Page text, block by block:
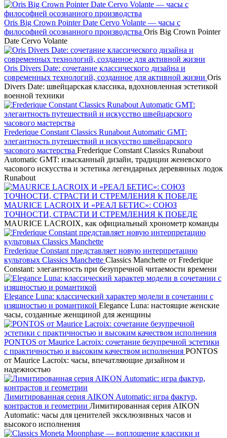
Oris Big Crown Pointer Date Cervo Volante — часы с
философией осознанного производства Oris Big Crown Pointer
Date Cervo Volante
Oris Divers Date: сочетание классического дизайна и
современных технологий, созданное для активной жизни Oris
Divers Date: швейцарская классика, вдохновленная эстетикой
военной техники
Frederique Constant Classics Runabout Automatic GMT:
элегантность путешествий и искусство швейцарского
часового мастерства Frederique Constant Classics Runabout
Automatic GMT: изысканный дизайн, традиции женевского
часового искусства и эстетика легендарных деревянных лодок
Runabout
MAURICE LACROIX И «РЕАЛ БЕТИС»: СОЮЗ
ТОЧНОСТИ, СТРАСТИ И СТРЕМЛЕНИЯ К ПОБЕДЕ
MAURICE LACROIX, как официальный хронометр команды
Frederique Constant представляет новую интерпретацию
культовых Classics Manchette Classics Manchette от Frederique
Constant: элегантность при безупречной читаемости времени
Elegance Luna: классический характер модели в сочетании с
изящностью и романтикой Elegance Luna: настоящие женские
часы, созданные женщиной для женщины
PONTOS от Maurice Lacroix: сочетание безупречной эстетики
с практичностью и высоким качеством исполнения PONTOS
от Maurice Lacroix: часы, впечатляющие дизайном и
надежностью
Лимитированная серия AIKON Automatic: игра фактур,
контрастов и геометрии Лимитированная серия AIKON
Automatic: часы для ценителей эксклюзивных часов и
высокого исполнения